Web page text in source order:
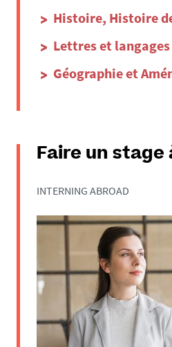
Histoire, Histoire
Lettres et langages
Géographie et
Faire un stage
INTERNING ABROAD